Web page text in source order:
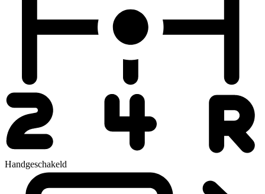
Handgeschakeld